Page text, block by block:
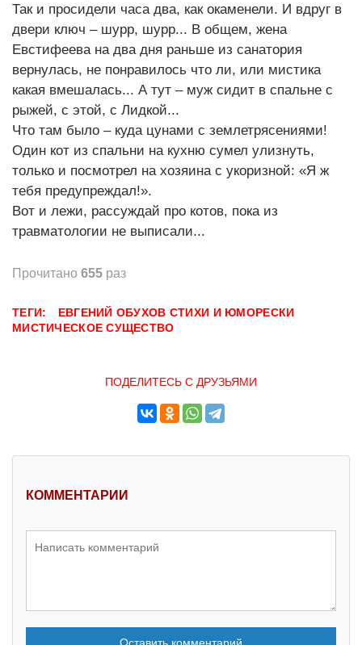
Так и просидели часа два, как окаменели. И вдруг в
двери ключ – шурр, шурр... В общем, жена
Евстифеева на два дня раньше из санатория
вернулась, не понравилось что ли, или мистика
какая вмешалась... А тут – муж сидит в спальне с
рыжей, с этой, с Лидкой...
Что там было – куда цунами с землетрясениями!
Один кот из спальни на кухню сумел улизнуть,
только и посмотрел на хозяина с укоризной: «Я ж
тебя предупреждал!».
Вот и лежи, рассуждай про котов, пока из
травматологии не выписали...
Прочитано 655 раз
ТЕГИ: ЕВГЕНИЙ ОБУХОВ СТИХИ И ЮМОРЕСКИ
МИСТИЧЕСКОЕ СУЩЕСТВО
ПОДЕЛИТЕСЬ С ДРУЗЬЯМИ
КОММЕНТАРИИ
Оставить комментарий